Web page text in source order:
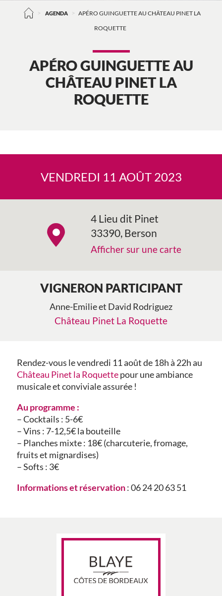
> AGENDA > APÉRO GUINGUETTE AU CHÂTEAU PINET LA
ROQUETTE
APÉRO GUINGUETTE AU
CHÂTEAU PINET LA
ROQUETTE
VENDREDI 11 AOÛT 2023
4 Lieu dit Pinet
33390, Berson
Afficher sur une carte
VIGNERON PARTICIPANT
Anne-Emilie et David Rodriguez
Château Pinet La Roquette
Rendez-vous le vendredi 11 août de 18h à 22h au
Château Pinet la Roquettepour une ambiance
musicale et conviviale assurée !
Au programme :
– Cocktails : 5-6€
– Vins : 7-12,5€ la bouteille
– Planches mixte : 18€ (charcuterie, fromage,
fruits et mignardises)
– Softs : 3€
Informations et réservation: 06 24 20 63 51